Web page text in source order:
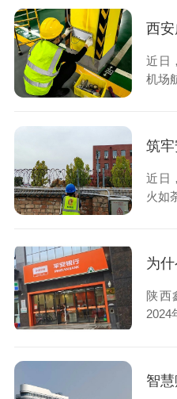
近日
机场
近日
火如
陕西
2024